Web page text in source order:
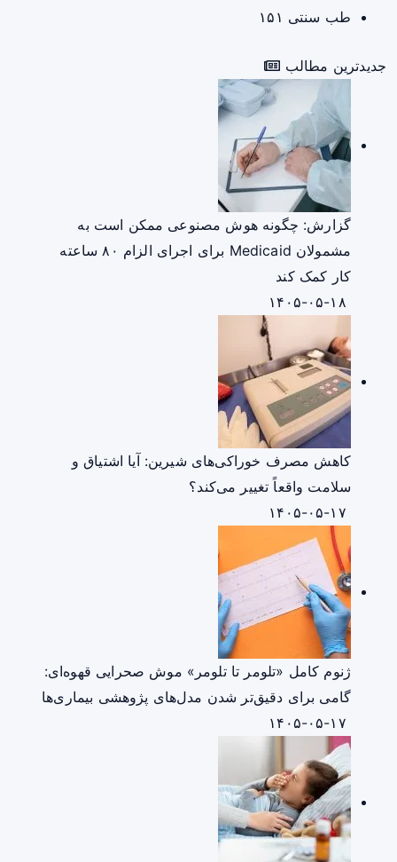
طب سنتی ۱۵۱
جدیدترین مطالب
گزارش: چگونه هوش مصنوعی ممکن است به
مشمولان Medicaid برای اجرای الزام ۸۰ ساعته
کار کمک کند
کاهش مصرف خوراکی‌های شیرین: آیا اشتیاق و
سلامت واقعاً تغییر می‌کند؟
ژنوم کامل «تلومر تا تلومر» موش صحرایی قهوه‌ای:
گامی برای دقیق‌تر شدن مدل‌های پژوهشی بیماری‌ها